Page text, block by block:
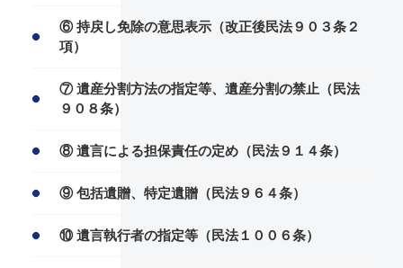
⑥ 持戻し免除の意思表示（改正後民法９０３条２
項）
⑦ 遺産分割方法の指定等、遺産分割の禁止（民法
９０８条）
⑧ 遺言による担保責任の定め（民法９１４条）
⑨ 包括遺贈、特定遺贈（民法９６４条）
⑩ 遺言執行者の指定等（民法１００６条）